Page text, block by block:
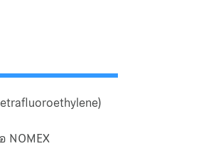
NOMEX